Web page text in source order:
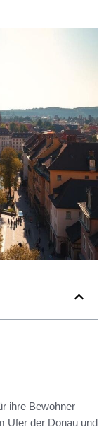
ihre Bewohner
Ufer der Donau und